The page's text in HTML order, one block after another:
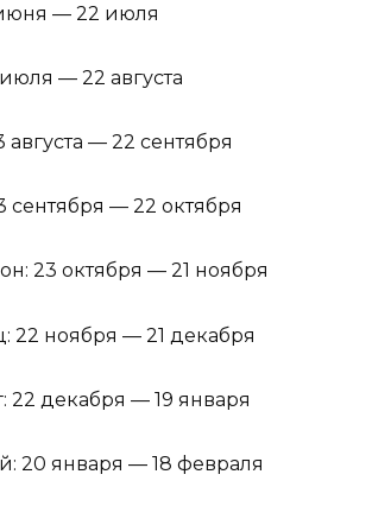
июня — 22 июля
— 22 августа
августа — 22 сентября
сентября — 22 октября
23 октября — 21 ноября
22 ноября — 21 декабря
22 декабря — 19 января
20 января — 18 февраля